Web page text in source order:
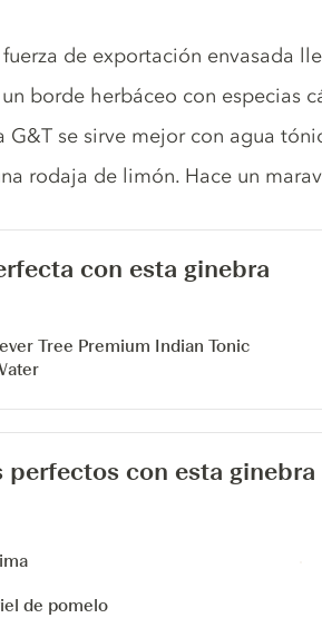
de exportación envasada
borde herbáceo con especias
G&T se sirve mejor con agua
rodaja de limón. Hace un
con esta ginebra
Tree Premium Indian Tonic
perfectos con esta ginebra
de pomelo